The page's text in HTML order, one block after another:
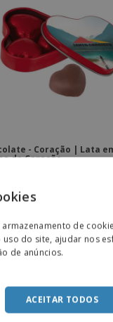
- Coração | Lata
de Coração
de
do site, ajudar nos
de anúncios.
ACEITAR TODOS